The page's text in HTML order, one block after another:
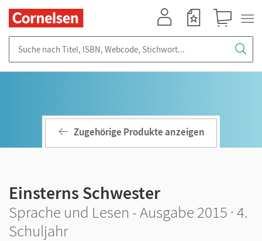
Zugehörige Produkte anzeigen
Einsterns Schwester
Sprache und Lesen - Ausgabe 2015 · 4.
Schuljahr